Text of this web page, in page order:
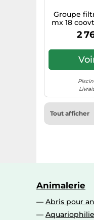
Groupe
mx 18
2
Tout afficher
Animalerie
Abris pour
Aquariophilie